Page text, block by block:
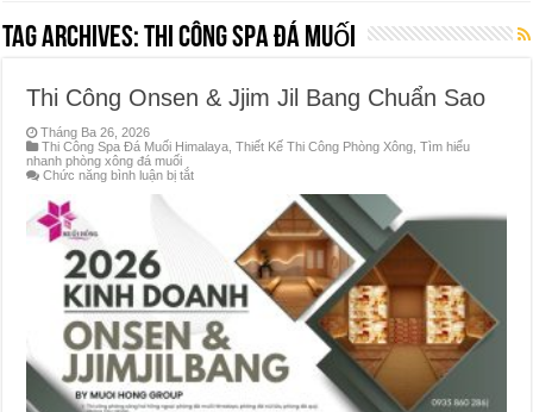
Tag Archives:thi công spa đá muối
Thi Công Onsen & Jjim Jil Bang Chuẩn Sao
Tháng Ba 26, 2026
Thi Công Spa Đá Muối Himalaya ,Thiết Kế Thi Công Phòng Xông ,Tìm hiểu
nhanh phòng xông đá muối
Chức năng bình luận bị tắtở
Chuẩn
Sao